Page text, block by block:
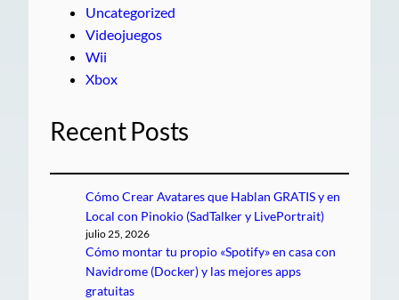
Uncategorized
Videojuegos
Wii
Xbox
Recent Posts
Cómo Crear Avatares que Hablan GRATIS y en
Local con Pinokio (SadTalker y LivePortrait)
julio 25, 2026
Cómo montar tu propio «Spotify» en casa con
Navidrome (Docker) y las mejores apps
gratuitas